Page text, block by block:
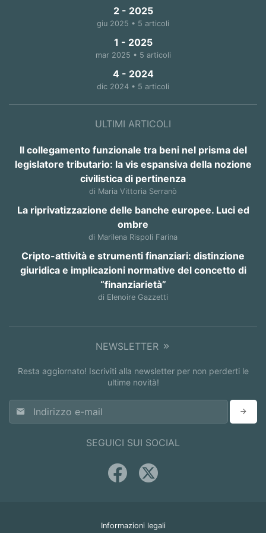
2 - 2025
giu 2025 • 5 articoli
1 - 2025
mar 2025 • 5 articoli
4 - 2024
dic 2024 • 5 articoli
ULTIMI ARTICOLI
Il collegamento funzionale tra beni nel prisma del
legislatore tributario: la vis espansiva della nozione
civilistica di pertinenza
di Maria Vittoria Serranò
La riprivatizzazione delle banche europee. Luci ed
ombre
di Marilena Rispoli Farina
Cripto-attività e strumenti finanziari: distinzione
giuridica e implicazioni normative del concetto di
“finanziarietà”
di Elenoire Gazzetti
NEWSLETTER
Resta aggiornato! Iscriviti alla newsletter per non perderti le
ultime novità!
SEGUICI SUI SOCIAL
Informazioni legali